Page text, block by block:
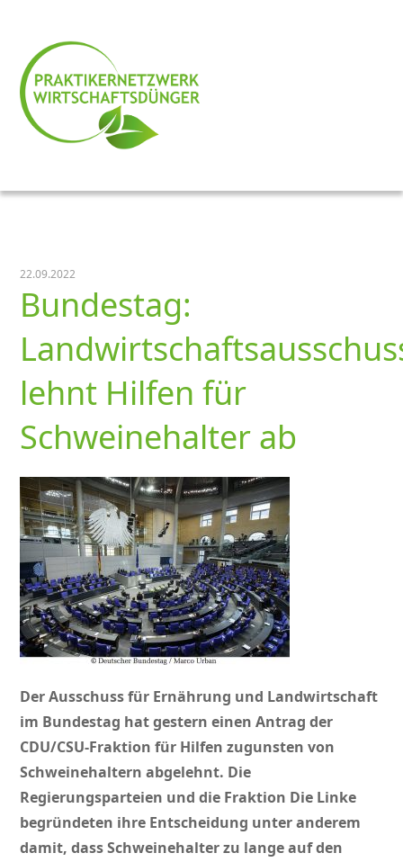
22.09.2022
Bundestag:
lehnt Hilfen für
Schweinehalter ab
Der Ausschuss für Ernährung und Landwirtschaft
im Bundestag hat gestern einen Antrag der
CDU/CSU-Fraktion für Hilfen zugunsten von
Schweinehaltern abgelehnt. Die
Regierungsparteien und die Fraktion Die Linke
begründeten ihre Entscheidung unter anderem
damit, dass Schweinehalter zu lange auf den